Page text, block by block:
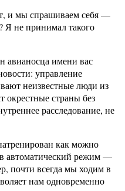
и мы спрашиваем себя —
Я не принимал такого
авианосца имени вас
управление
неизвестные люди из
окрестные страны без
расследование, не
как можно
автоматический режим —
почти всегда мы ходим в
нам одновременно